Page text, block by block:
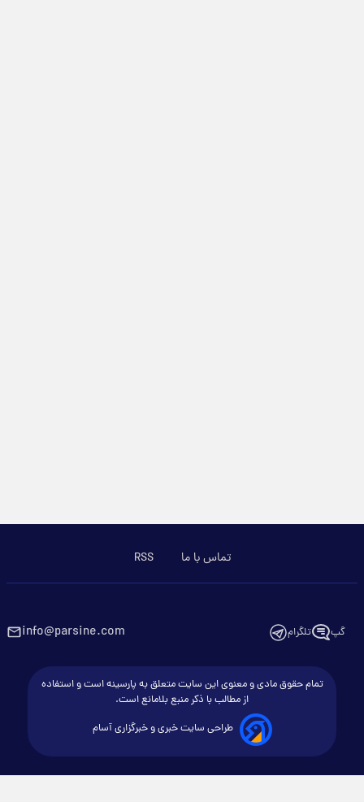
تماس با ما RSS
گپ تلگرام info@parsine.com
تمام حقوق مادی و معنوی این سایت متعلق به پارسینه است و استفاده
از مطالب با ذکر منبع بلامانع است.
طراحی سایت خبری و خبرگزاری آسام